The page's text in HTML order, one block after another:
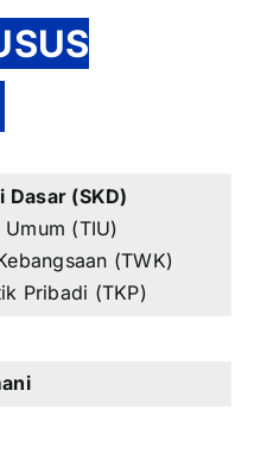
Dasar (SKD)
(TIU)
(TWK)
Pribadi (TKP)